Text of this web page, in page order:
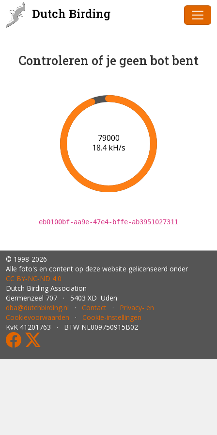
Dutch Birding
Controleren of je geen bot bent
80000
18.5 kH/s
eb0100bf-aa9e-47e4-bffe-ab3951027311
© 1998-2026
Alle foto's en content op deze website gelicenseerd onder
CC BY‑NC‑ND 4.0
Dutch Birding Association
Germenzeel 707 · 5403 XD Uden
dba@dutchbirding.nl · Contact · Privacy- en
Cookievoorwaarden · Cookie-instellingen
KvK 41201763 · BTW NL009750915B02